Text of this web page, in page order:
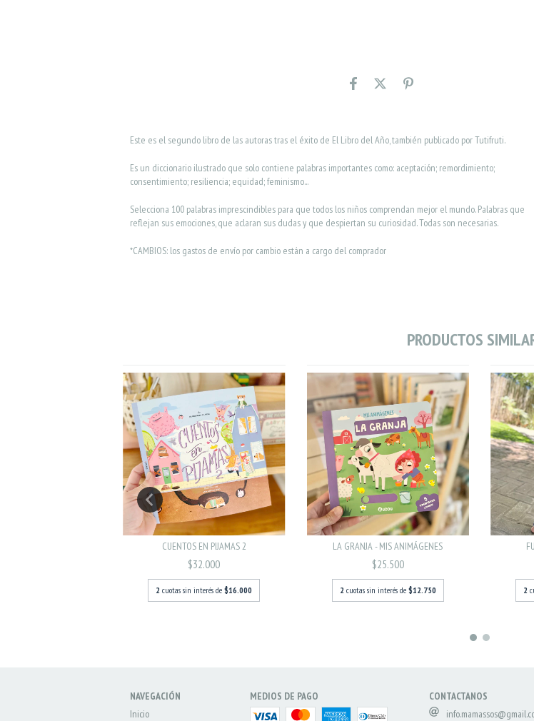
Este es el segundo libro de las autoras tras el éxito de El Libro del Año, también publicado por Tutifruti.
Es un diccionario ilustrado que solo contiene palabras importantes como: aceptación; remordimiento;
consentimiento; resiliencia; equidad; feminismo...
Selecciona 100 palabras imprescindibles para que todos los niños comprendan mejor el mundo. Palabras que
reflejan sus emociones, que aclaran sus dudas y que despiertan su curiosidad. Todas son necesarias.
*CAMBIOS: los gastos de envío por cambio están a cargo del comprador
PRODUCTOS
CUENTOS EN PIJAMAS 2
$32.000
2 cuotas sin interés de$16.000
LA GRANJA - MIS ANIMÁGENES
$25.500
2 cuotas sin interés de $12.750 2
NAVEGACIÓN
Inicio
MEDIOS DE PAGO
CONTACTANOS